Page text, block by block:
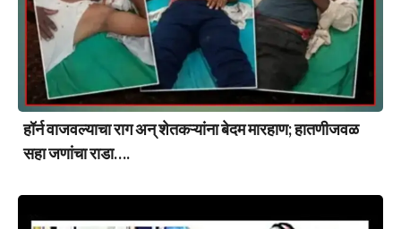
हॉर्न वाजवल्याचा राग अन् शेतकऱ्यांना बेदम मारहाण; हातणीजवळ
सहा जणांचा राडा….